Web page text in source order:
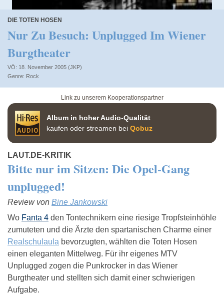
DIE TOTEN HOSEN
Nur Zu Besuch: Unplugged Im Wiener
Burgtheater
VÖ: 18. November 2005 (JKP)
Rock
Link zu unserem Kooperationspartner
Album in hoher Audio-Qualität
kaufen oder streamen bei Qobuz
LAUT.DE-KRITIK
Bitte nur im Sitzen: Die Opel-Gang
unplugged!
Review von Bine Jankowski
Wo Fanta 4 den Tontechnikern eine riesige Tropfsteinhöhle
zumuteten und die Ärzte den spartanischen Charme einer
Realschulaula bevorzugten, wählten die Toten Hosen
einen eleganten Mittelweg. Für ihr eigenes MTV
Unplugged zogen die Punkrocker in das Wiener
Burgtheater und stellten sich damit einer schwierigen
Aufgabe.